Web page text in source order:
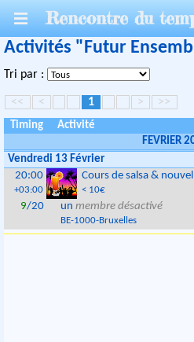
Rencontre du
Activités "Futur
Tri par :
<< < 1 > >>
Timing Activité
FEVRIER
Vendredi 13 Février
20:00
+03:00
Cours de salsa &
< 10€
9/20 unmembre désactivé
BE-1000-Bruxelles